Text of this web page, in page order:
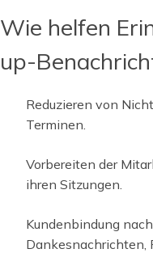
Wie helfen
up-
Reduzieren von
Terminen.
Vorbereiten der
ihren Sitzungen.
Kundenbindung
Dankesnachrichten,